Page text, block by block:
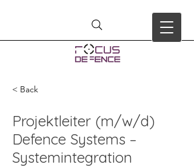
< Back
Projektleiter (m/w/d)
Defence Systems –
Systemintegration